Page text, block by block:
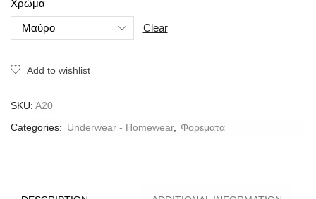
Χρώμα
Clear
Add to wishlist
SKU: A20
Categories: Underwear - Homewear, Φορέματα